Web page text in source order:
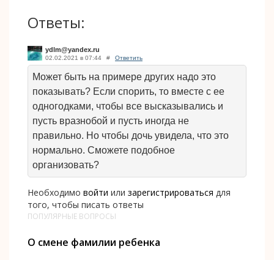
Ответы:
ydlm@yandex.ru
02.02.2021 в 07:44 # Ответить
Может быть на примере других надо это
показывать? Если спорить, то вместе с ее
одногодками, чтобы все высказывались и
пусть вразнобой и пусть иногда не
правильно. Но чтобы дочь увидела, что это
нормально. Сможете подобное
организовать?
Необходимо войти или зарегистрироваться для
того, чтобы писать ответы
ПОПУЛЯРНЫЕ ВОПРОСЫ
О смене фамилии ребенка